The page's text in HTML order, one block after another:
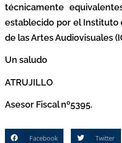
técnicamente
establecido por el Instituto
de las Artes Audiovisuales
Un saludo
ATRUJILLO
Asesor Fiscal nº5395.
Facebook Twitter